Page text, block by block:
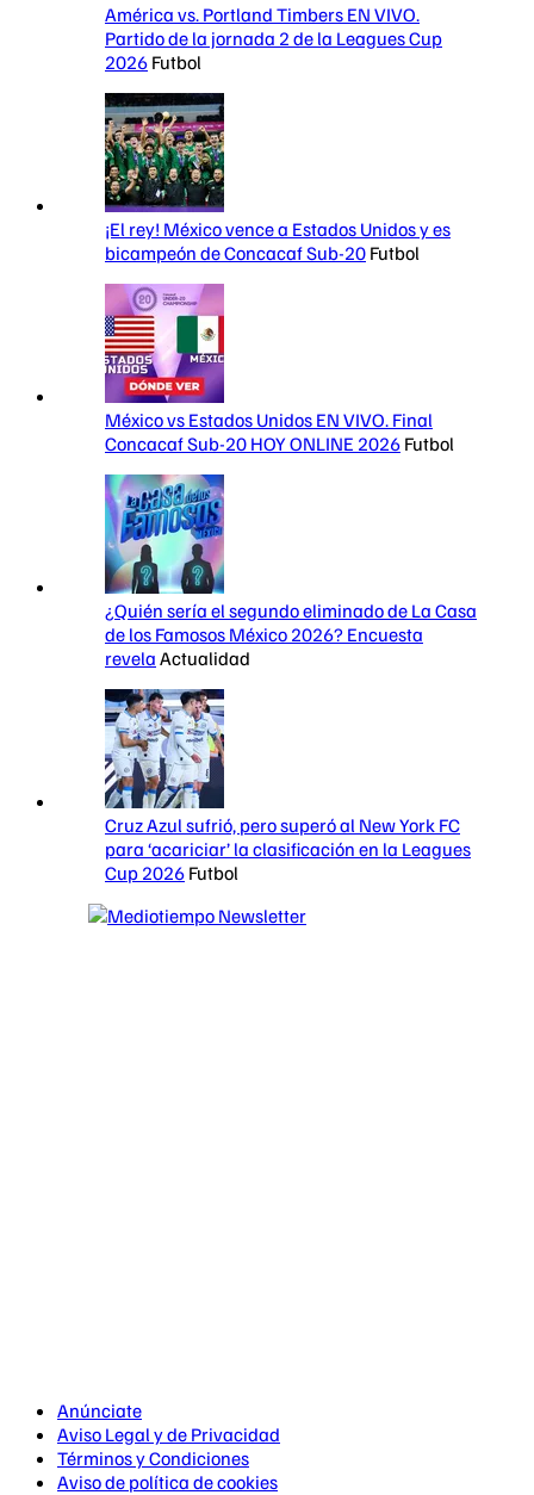
América vs. Portland Timbers EN VIVO.
Partido de la jornada 2 de la Leagues Cup
2026 Futbol
¡El rey! México vence a Estados Unidos y es
bicampeón de Concacaf Sub-20 Futbol
México vs Estados Unidos EN VIVO. Final
Concacaf Sub-20 HOY ONLINE 2026 Futbol
¿Quién sería el segundo eliminado de La Casa
de los Famosos México 2026? Encuesta
revela Actualidad
Cruz Azul sufrió, pero superó al New York FC
para ‘acariciar’ la clasificación en la Leagues
Cup 2026 Futbol
Anúnciate
Aviso Legal y de Privacidad
Términos y Condiciones
Aviso de política de cookies